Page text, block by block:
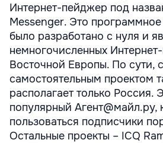
Интернет-пейджер под
Messenger. Это
было разработано с нуля и
немногочисленных
Восточной Европы. По сути,
самостоятельным проектом
располагает только Россия.
популярный Агент@майл.ру,
пользоваться подписчики
Остальные проекты – ICQ